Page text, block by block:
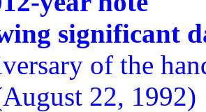
significant
of the
22, 1992)